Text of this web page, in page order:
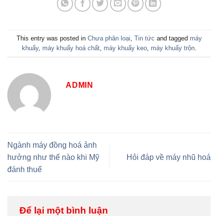
This entry was posted in Chưa phân loại Tin tức and tagged máy
khuấy, máy khuấy hoá chất, máy khuấy keo, máy khuấy trộn.
ADMIN
Ngành máy đồng hoá ảnh
hưởng như thế nào khi Mỹ
đánh thuế
Hỏi đáp về máy nhũ hoá
Để lại một bình luận